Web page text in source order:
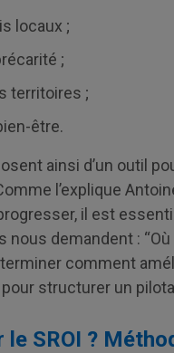
locaux ;
;
territoires ;
être.
ainsi d’un outil
l’explique
il est
demandent : “Où
comment
pour structurer un
le SROI ?